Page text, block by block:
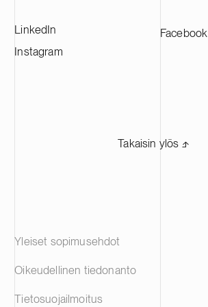
LinkedIn
Instagram
Facebook
Takaisin ylös ⬏
Yleiset sopimusehdot
Oikeudellinen tiedonanto
Tietosuojailmoitus